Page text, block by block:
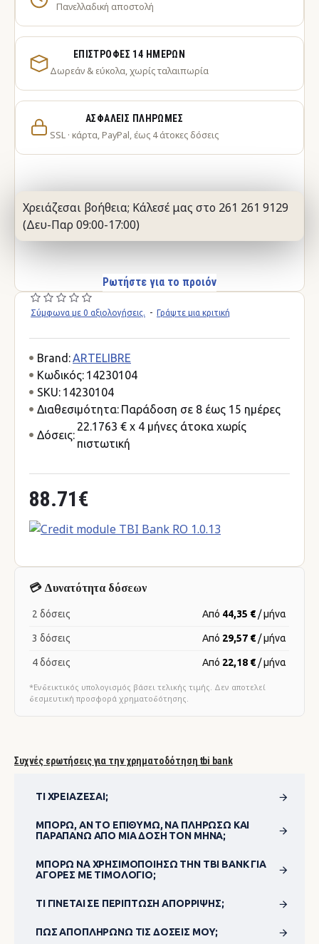
Πανελλαδική αποστολή
ΕΠΙΣΤΡΟΦΈΣ 14 ΗΜΕΡΏΝ
Δωρεάν & εύκολα, χωρίς ταλαιπωρία
ΑΣΦΑΛΕΊΣ ΠΛΗΡΩΜΈΣ
SSL · κάρτα, PayPal, έως 4 άτοκες δόσεις
Χρειάζεσαι βοήθεια; Κάλεσέ μας στο 261 261 9129
(Δευ-Παρ 09:00-17:00)
Ρωτήστε για το προιόν
Σύμφωνα με 0 αξιολογήσεις. - Γράψτε μια κριτική
88.71€
Brand:ARTELIBRE
Κωδικός: 14230104
SKU: 14230104
Διαθεσιμότητα: Παράδοση σε 8 έως 15 ημέρες
Δόσεις:
22.1763 € x 4 μήνες άτοκα χωρίς
πιστωτική
Συχνές ερωτήσεις για την χρηματοδότηση tbi bank
ΤΙ ΧΡΕΙΆΖΕΣΑΙ;
ΜΠΟΡΏ, ΑΝ ΤΟ ΕΠΙΘΥΜΏ, ΝΑ ΠΛΗΡΏΣΩ ΚΑΙ
ΠΑΡΑΠΆΝΩ ΑΠΌ ΜΊΑ ΔΌΣΗ ΤΟΝ ΜΉΝΑ;
ΜΠΟΡΏ ΝΑ ΧΡΗΣΙΜΟΠΟΊΗΣΩ ΤΗΝ TBI BANK ΓΙΑ
ΑΓΟΡΈΣ ΜΕ ΤΙΜΟΛΌΓΙΟ;
ΤΙ ΓΊΝΕΤΑΙ ΣΕ ΠΕΡΊΠΤΩΣΗ ΑΠΌΡΡΙΨΗΣ;
ΠΏΣ ΑΠΟΠΛΗΡΏΝΩ ΤΙΣ ΔΌΣΕΙΣ ΜΟΥ;
💳 Δυνατότητα δόσεων
2 δόσεις Από 44,35 € / μήνα
3 δόσεις Από 29,57 € / μήνα
4 δόσεις Από 22,18 € / μήνα
*Ενδεικτικός υπολογισμός βάσει τελικής τιμής. Δεν αποτελεί
δεσμευτική προσφορά χρηματοδότησης.